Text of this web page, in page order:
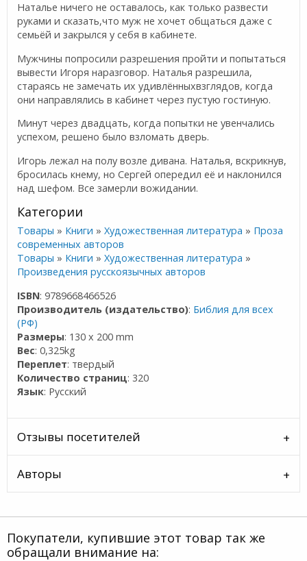
Наталье ничего не оставалось, как только развести
руками и сказать,что муж не хочет общаться даже с
семьёй и закрылся у себя в кабинете.
Мужчины попросили разрешения пройти и попытаться
вывести Игоря наразговор. Наталья разрешила,
стараясь не замечать их удивлённыхвзглядов, когда
они направлялись в кабинет через пустую гостиную.
Минут через двадцать, когда попытки не увенчались
успехом, решено было взломать дверь.
Игорь лежал на полу возле дивана. Наталья, вскрикнув,
бросилась кнему, но Сергей опередил её и наклонился
над шефом. Все замерли вожидании.
Категории
Товары » Книги »Художественная литература » Проза
современных авторов
Товары » Книги »Художественная литература »
Произведения русскоязычных авторов
ISBN: 9789668466526
Производитель (издательство): Библия для всех
(РФ)
Размеры: 130 x 200 mm
Вес: 0,325kg
Переплет: твердый
Количество страниц: 320
Язык: Русский
Отзывы посетителей
Авторы
Покупатели, купившие этот товар так же
обращали внимание на: